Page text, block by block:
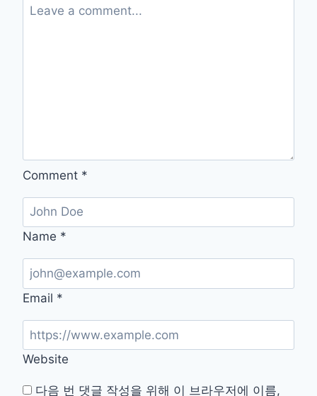
버
Comment *
Name *
Email *
Website
다음 번 댓글 작성을 위해 이 브라우저에 이름,